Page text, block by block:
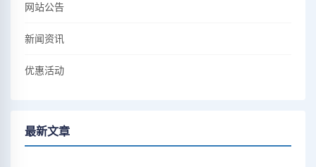
网站公告
新闻资讯
优惠活动
最新文章